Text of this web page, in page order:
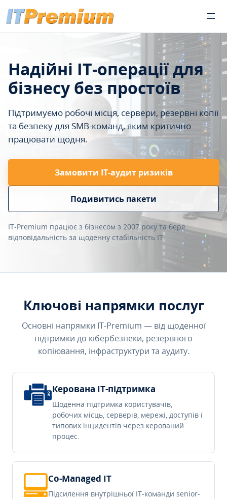
Надійні IT-операції для
бізнесу без простоїв
Підтримуємо робочі місця, сервери, резервні копії
та безпеку для SMB-команд, яким критично
працювати щодня.
Замовити ІТ-аудит ризиків
Подивитись пакети
IT-Premium працює з бізнесом з 2007 року та бере
відповідальність за щоденну стабільність IT.
Ключові напрямки послуг
Основні напрямки IT-Premium — від щоденної
підтримки до кібербезпеки, резервного
копіювання, інфраструктури та аудиту.
Керована IT-підтримка
Щоденна підтримка користувачів,
робочих місць, серверів, мережі, доступів і
типових інцидентів через керований
процес.
Co-Managed IT
Підсилення внутрішньої IT-команди senior-